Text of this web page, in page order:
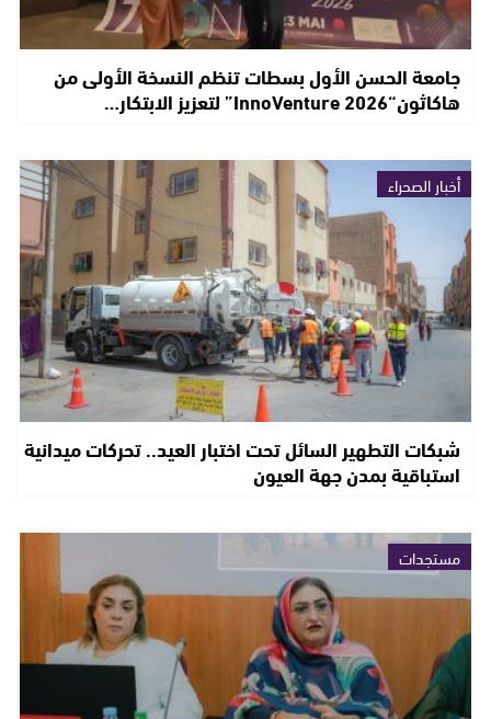
جامعة الحسن الأول بسطات تنظم النسخة الأولى من
هاكاثون“InnoVenture 2026” لتعزيز الابتكار…
أخبار الصحراء
شبكات التطهير السائل تحت اختبار العيد.. تحركات ميدانية
استباقية بمدن جهة العيون
مستجدات